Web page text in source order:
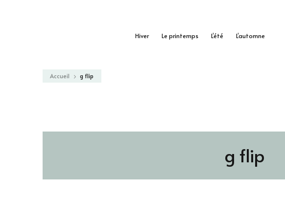
Hiver Le printemps L’été L’automne
Accueil g flip
g flip